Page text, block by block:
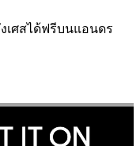
เศส​ได้​ฟรี​บน​แอนดร